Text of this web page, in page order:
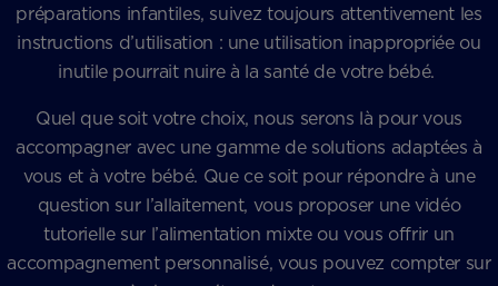
préparations infantiles, suivez toujours attentivement les
instructions d’utilisation : une utilisation inappropriée ou
inutile pourrait nuire à la santé de votre bébé.
Quel que soit votre choix, nous serons là pour vous
accompagner avec une gamme de solutions adaptées à
vous et à votre bébé. Que ce soit pour répondre à une
question sur l’allaitement, vous proposer une vidéo
tutorielle sur l’alimentation mixte ou vous offrir un
accompagnement personnalisé, vous pouvez compter sur